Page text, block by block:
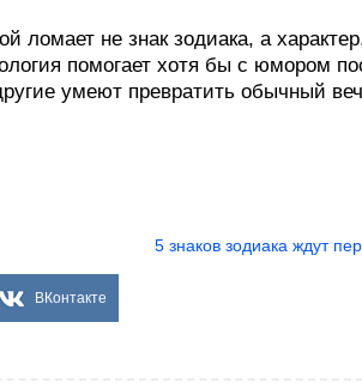
ломает не знак зодиака, а
помогает хотя бы с юмором
умеют превратить обычный
5 знаков зодиака ждут
ВКонтакте